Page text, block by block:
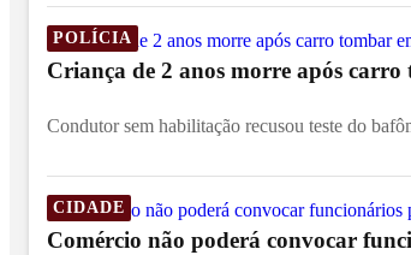
POLÍCIA
Criança de 2 anos morre após
Condutor sem habilitação recusou teste do
CIDADE
Comércio não poderá convocar